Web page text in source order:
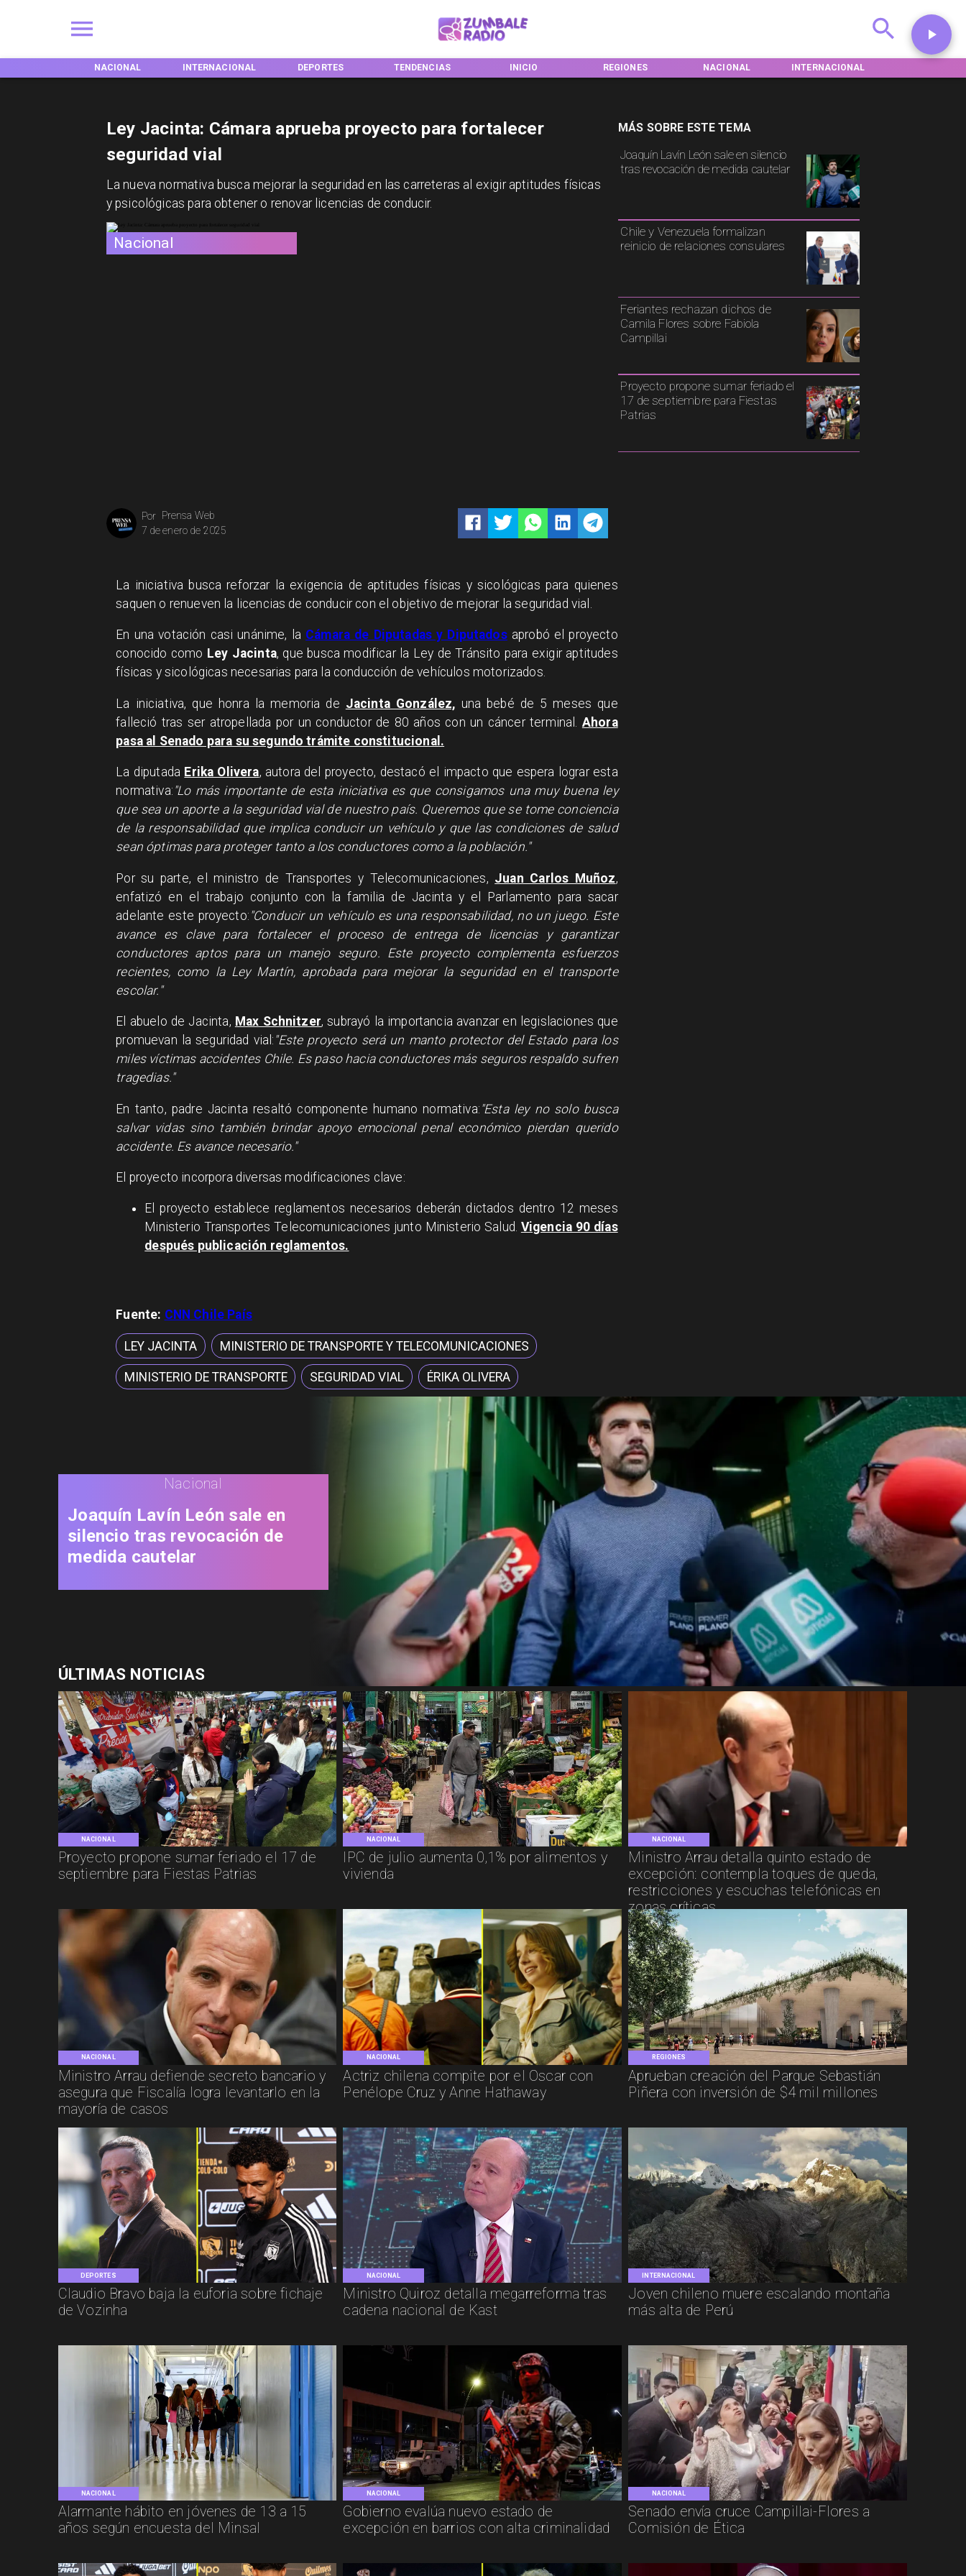
NACIONAL INTERNACIONAL DEPORTES TENDENCIAS INICIO REGIONES NACIONAL INTERNACIONAL
Nacional
Prensa Web
Por
7 de enero de 2025
Joaquín Lavín León sale en silencio
tras revocación de medida cautelar
Chile y Venezuela formalizan
reinicio de relaciones consulares
Feriantes rechazan dichos de
Camila Flores sobre Fabiola
Campillai
Proyecto propone sumar feriado el
17 de septiembre para Fiestas
Patrias
MÁS SOBRE ESTE TEMA
Ley Jacinta: Cámara aprueba proyecto para fortalecer
seguridad vial
La nueva normativa busca mejorar la seguridad en las carreteras al exigir aptitudes físicas
y psicológicas para obtener o renovar licencias de conducir.
La iniciativa busca reforzar la exigencia de aptitudes físicas y sicológicas para quienes
saquen o renueven la licencias de conducir con el objetivo de mejorar la seguridad vial.
En una votación casi unánime, la Cámara de Diputadas y Diputadosaprobó el proyecto
conocido como Ley Jacinta, que busca modificar la Ley de Tránsito para exigir aptitudes
físicas y sicológicas necesarias para la conducción de vehículos motorizados.
La iniciativa, que honra la memoria de Jacinta González, una bebé de 5 meses que
falleció tras ser atropellada por un conductor de 80 años con un cáncer terminal. Ahora
pasa al Senado para su segundo trámite constitucional.
La diputada Erika Olivera, autora del proyecto, destacó el impacto que espera lograr esta
normativa: "Lo más importante de esta iniciativa es que consigamos una muy buena ley
que sea un aporte a la seguridad vial de nuestro país. Queremos que se tome conciencia
de la responsabilidad que implica conducir un vehículo y que las condiciones de salud
sean óptimas para proteger tanto a los conductores como a la población."
Por su parte, el ministro de Transportes y Telecomunicaciones, Juan Carlos Muñoz,
enfatizó en el trabajo conjunto con la familia de Jacinta y el Parlamento para sacar
adelante este proyecto: "Conducir un vehículo es una responsabilidad, no un juego. Este
avance es clave para fortalecer el proceso de entrega de licencias y garantizar
conductores aptos para un manejo seguro. Este proyecto complementa esfuerzos
recientes, como la Ley Martín, aprobada para mejorar la seguridad en el transporte
escolar."
El abuelo de Jacinta, Max Schnitzer, subrayó la importancia avanzar en legislaciones que
promuevan la seguridad vial: "Este proyecto será un manto protector del Estado para los
miles víctimas accidentes Chile. Es paso hacia conductores más seguros respaldo sufren
tragedias."
En tanto, padre Jacinta resaltó componente humano normativa: "Esta ley no solo busca
salvar vidas sino también brindar apoyo emocional penal económico pierdan querido
accidente. Es avance necesario."
El proyecto incorpora diversas modificaciones clave:
El proyecto establece reglamentos necesarios deberán dictados dentro 12 meses
Ministerio Transportes Telecomunicaciones junto Ministerio Salud. Vigencia 90 días
después publicación reglamentos.
Fuente: CNN Chile País
LEY JACINTA MINISTERIO DE TRANSPORTE Y TELECOMUNICACIONES
MINISTERIO DE TRANSPORTE SEGURIDAD VIAL ÉRIKA OLIVERA
NACIONAL
Proyecto propone sumar feriado el 17 de
septiembre para Fiestas Patrias
NACIONAL
IPC de julio aumenta 0,1% por alimentos y
vivienda
NACIONAL
Ministro Arrau detalla quinto estado de
excepción: contempla toques de queda,
restricciones y escuchas telefónicas en
zonas críticas
NACIONAL
Ministro Arrau defiende secreto bancario y
asegura que Fiscalía logra levantarlo en la
mayoría de casos
NACIONAL
Actriz chilena compite por el Oscar con
Penélope Cruz y Anne Hathaway
REGIONES
Aprueban creación del Parque Sebastián
Piñera con inversión de $4 mil millones
DEPORTES
Claudio Bravo baja la euforia sobre fichaje
de Vozinha
NACIONAL
Ministro Quiroz detalla megarreforma tras
cadena nacional de Kast
INTERNACIONAL
Joven chileno muere escalando montaña
más alta de Perú
NACIONAL
Alarmante hábito en jóvenes de 13 a 15
años según encuesta del Minsal
NACIONAL
Gobierno evalúa nuevo estado de
excepción en barrios con alta criminalidad
NACIONAL
Senado envía cruce Campillai-Flores a
Comisión de Ética
Nacional
Joaquín Lavín León sale en
silencio tras revocación de
medida cautelar
ÚLTIMAS NOTICIAS